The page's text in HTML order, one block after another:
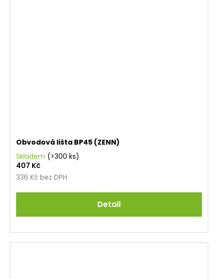
Obvodová lišta BP45 (ZENN)
Skladem (>300 ks)
336 Kč bez DPH
407 Kč
Detail